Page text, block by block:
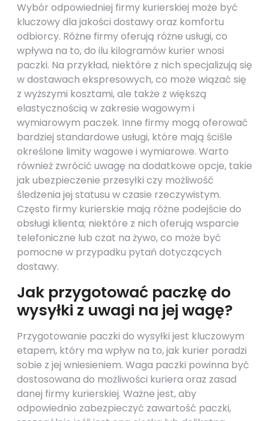
Wybór odpowiedniej firmy kurierskiej może być
kluczowy dla jakości dostawy oraz komfortu
odbiorcy. Różne firmy oferują różne usługi, co
wpływa na to, do ilu kilogramów kurier wnosi
paczki. Na przykład, niektóre z nich specjalizują się
w dostawach ekspresowych, co może wiązać się
z wyższymi kosztami, ale także z większą
elastycznością w zakresie wagowym i
wymiarowym paczek. Inne firmy mogą oferować
bardziej standardowe usługi, które mają ściśle
określone limity wagowe i wymiarowe. Warto
również zwrócić uwagę na dodatkowe opcje, takie
jak ubezpieczenie przesyłki czy możliwość
śledzenia jej statusu w czasie rzeczywistym.
Często firmy kurierskie mają różne podejście do
obsługi klienta; niektóre z nich oferują wsparcie
telefoniczne lub czat na żywo, co może być
pomocne w przypadku pytań dotyczących
dostawy.
Jak przygotować paczkę do
wysyłki z uwagi na jej wagę?
Przygotowanie paczki do wysyłki jest kluczowym
etapem, który ma wpływ na to, jak kurier poradzi
sobie z jej wniesieniem. Waga paczki powinna być
dostosowana do możliwości kuriera oraz zasad
danej firmy kurierskiej. Ważne jest, aby
odpowiednio zabezpieczyć zawartość paczki,